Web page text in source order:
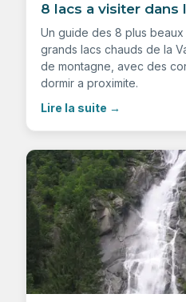
8 lacs a visiter dans
Un guide des 8 plus
grands lacs chauds de la
de montagne, avec des
dormir a proximite.
Lire la suite →